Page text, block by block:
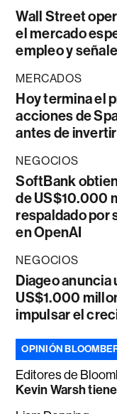
Wall Street
el mercado
empleo y
MERCADOS
Hoy termina el
acciones de
antes de invertir
NEGOCIOS
SoftBank
de US$10.000
respaldado por
en OpenAI
NEGOCIOS
Diageo anuncia
US$1.000
impulsar el
OPINIÓN
Editores de
Kevin Warsh